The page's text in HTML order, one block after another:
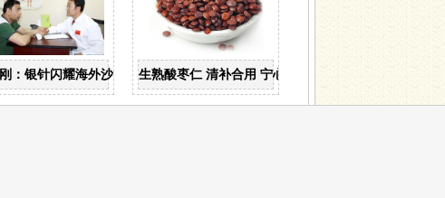
：银针闪耀海外沙漠 生熟酸枣仁 清补合用 宁心安神力更强